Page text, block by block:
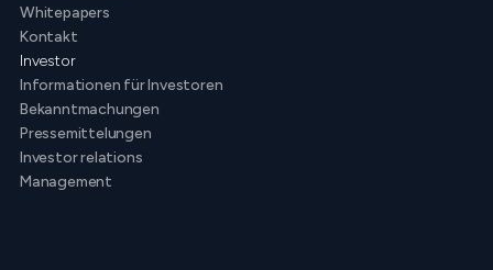
Whitepapers
Kontakt
Investor
Informationen für Investoren
Bekanntmachungen
Pressemittelungen
Investor relations
Management